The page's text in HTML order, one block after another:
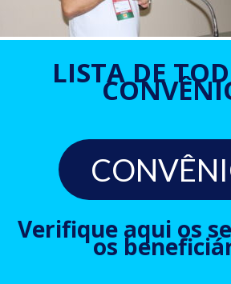
LISTA DE
Verifique aqui os
os